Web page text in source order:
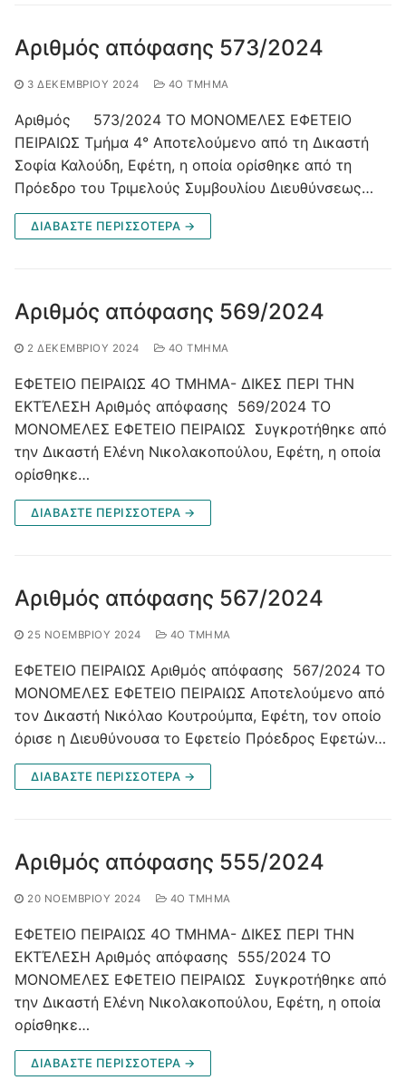
Αριθμός απόφασης 573/2024
3 ΔΕΚΕΜΒΡΊΟΥ 2024 4O ΤΜΉΜΑ
Αριθμός 573/2024 ΤΟ ΜΟΝΟΜΕΛΕΣ ΕΦΕΤΕΙΟ
ΠΕΙΡΑΙΩΣ Τμήμα 4° Αποτελούμενο από τη Δικαστή
Σοφία Καλούδη, Εφέτη, η οποία ορίσθηκε από τη
Πρόεδρο του Τριμελούς Συμβουλίου Διευθύνσεως…
ΔΙΑΒΑΣΤΕ ΠΕΡΙΣΣΟΤΕΡΑ →
Αριθμός απόφασης 569/2024
2 ΔΕΚΕΜΒΡΊΟΥ 2024 4O ΤΜΉΜΑ
ΕΦΕΤΕΙΟ ΠΕΙΡΑΙΩΣ 4Ο ΤΜΗΜΑ- ΔΙΚΕΣ ΠΕΡΙ ΤΗΝ
ΕΚΤΈΛΕΣΗ Aριθμός απόφασης 569/2024 ΤΟ
ΜΟΝΟΜΕΛΕΣ ΕΦΕΤΕΙΟ ΠΕΙΡΑΙΩΣ Συγκροτήθηκε από
την Δικαστή Ελένη Νικολακοπούλου, Εφέτη, η οποία
ορίσθηκε…
ΔΙΑΒΑΣΤΕ ΠΕΡΙΣΣΟΤΕΡΑ →
Αριθμός απόφασης 567/2024
25 ΝΟΕΜΒΡΊΟΥ 2024 4O ΤΜΉΜΑ
ΕΦΕΤΕΙΟ ΠΕΙΡΑΙΩΣ Αριθμός απόφασης 567/2024 ΤΟ
ΜΟΝΟΜΕΛΕΣ ΕΦΕΤΕΙΟ ΠΕΙΡΑΙΩΣ Αποτελούμενο από
τον Δικαστή Νικόλαο Κουτρούμπα, Εφέτη, τον οποίο
όρισε η Διευθύνουσα το Εφετείο Πρόεδρος Εφετών…
ΔΙΑΒΑΣΤΕ ΠΕΡΙΣΣΟΤΕΡΑ →
Αριθμός απόφασης 555/2024
20 ΝΟΕΜΒΡΊΟΥ 2024 4O ΤΜΉΜΑ
ΕΦΕΤΕΙΟ ΠΕΙΡΑΙΩΣ 4Ο ΤΜΗΜΑ- ΔΙΚΕΣ ΠΕΡΙ ΤΗΝ
ΕΚΤΈΛΕΣΗ Αριθμός απόφασης 555/2024 ΤΟ
ΜΟΝΟΜΕΛΕΣ ΕΦΕΤΕΙΟ ΠΕΙΡΑΙΩΣ Συγκροτήθηκε από
την Δικαστή Ελένη Νικολακοπούλου, Εφέτη, η οποία
ορίσθηκε…
ΔΙΑΒΑΣΤΕ ΠΕΡΙΣΣΟΤΕΡΑ →